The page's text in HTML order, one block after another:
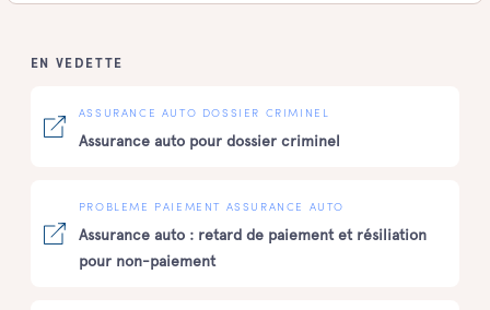
EN VEDETTE
ASSURANCE AUTO DOSSIER CRIMINEL
Assurance auto pour dossier criminel
PROBLEME PAIEMENT ASSURANCE AUTO
Assurance auto : retard de paiement et résiliation
pour non-paiement